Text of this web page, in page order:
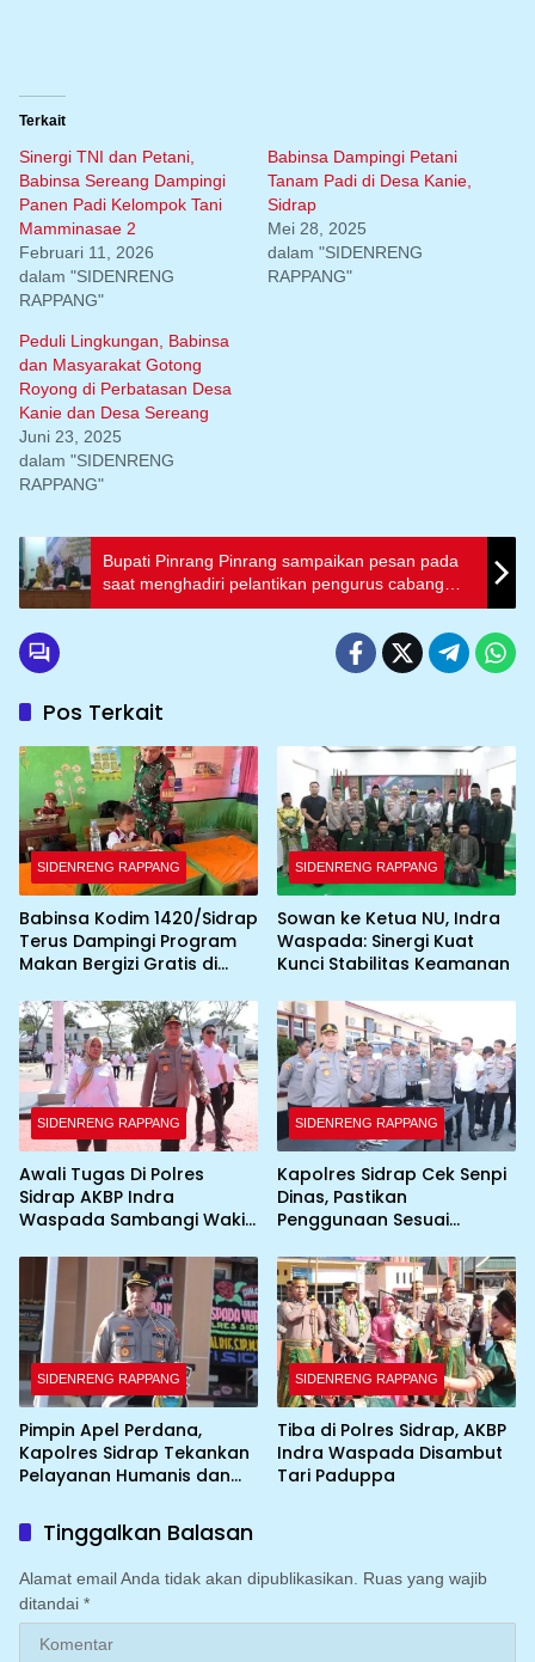
Terkait
Sinergi TNI dan Petani,
Babinsa Sereang Dampingi
Panen Padi Kelompok Tani
Mamminasae 2
Februari 11, 2026
dalam "SIDENRENG
RAPPANG"
Babinsa Dampingi Petani
Tanam Padi di Desa Kanie,
Sidrap
Mei 28, 2025
dalam "SIDENRENG
RAPPANG"
Peduli Lingkungan, Babinsa
dan Masyarakat Gotong
Royong di Perbatasan Desa
Kanie dan Desa Sereang
Juni 23, 2025
dalam "SIDENRENG
RAPPANG"
Bupati Pinrang Pinrang sampaikan pesan pada
saat menghadiri pelantikan pengurus cabang
Ikatan Dokter Indonesia (IDI) kabupaten pinrang
Pos Terkait
SIDENRENG RAPPANG
Babinsa Kodim 1420/Sidrap
Terus Dampingi Program
Makan Bergizi Gratis di
SIDENRENG RAPPANG
Sowan ke Ketua NU, Indra
Waspada: Sinergi Kuat
Kunci Stabilitas Keamanan
SIDENRENG RAPPANG
Awali Tugas Di Polres
Sidrap AKBP Indra
Waspada Sambangi Wakil
SIDENRENG RAPPANG
Kapolres Sidrap Cek Senpi
Dinas, Pastikan
Penggunaan Sesuai
SIDENRENG RAPPANG
Pimpin Apel Perdana,
Kapolres Sidrap Tekankan
Pelayanan Humanis dan
SIDENRENG RAPPANG
Tiba di Polres Sidrap, AKBP
Indra Waspada Disambut
Tari Paduppa
Tinggalkan Balasan
Alamat email Anda tidak akan dipublikasikan.
Ruas yang wajib
ditandai *